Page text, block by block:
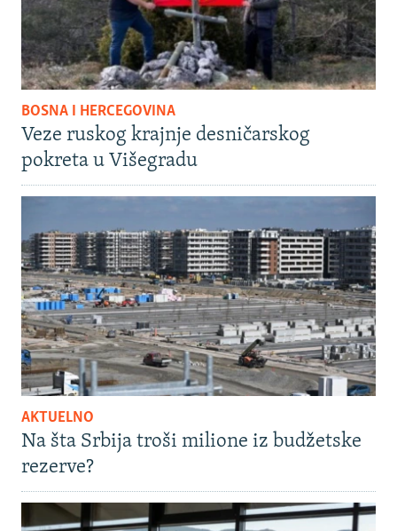
BOSNA I HERCEGOVINA
Veze ruskog krajnje desničarskog
pokreta u Višegradu
AKTUELNO
Na šta Srbija troši milione iz budžetske
rezerve?